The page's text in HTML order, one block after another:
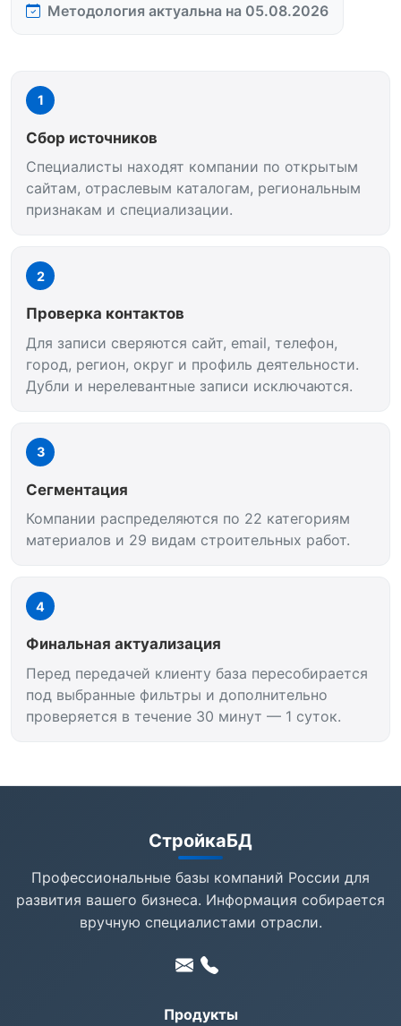
Методология актуальна на 05.08.2026
1
Сбор источников
Специалисты находят компании по открытым
сайтам, отраслевым каталогам, региональным
признакам и специализации.
2
Проверка контактов
Для записи сверяются сайт, email, телефон,
город, регион, округ и профиль деятельности.
Дубли и нерелевантные записи исключаются.
3
Сегментация
Компании распределяются по 22 категориям
материалов и 29 видам строительных работ.
4
Финальная актуализация
Перед передачей клиенту база пересобирается
под выбранные фильтры и дополнительно
проверяется в течение 30 минут — 1 суток.
СтройкаБД
Профессиональные базы компаний России для
развития вашего бизнеса. Информация собирается
вручную специалистами отрасли.
Продукты